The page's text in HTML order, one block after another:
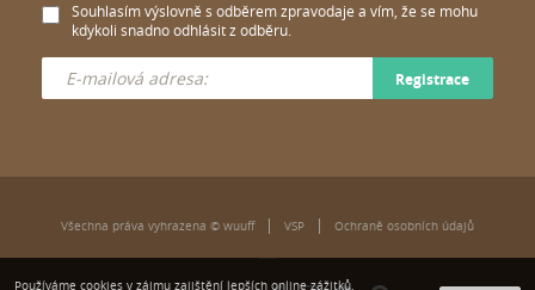
Souhlasím výslovně s odběrem zpravodaje a vím, že se mohu
kdykoli snadno odhlásit z odběru.
Registrace
Všechna práva vyhrazena © wuuff VSP Ochraně osobních údajů
Používáme cookies v zájmu zajištění lepších online zážitků.